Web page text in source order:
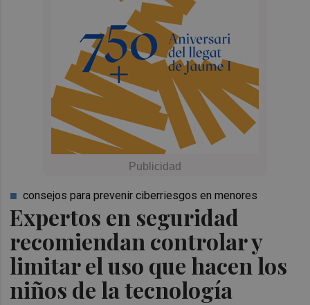
Expertos en seguridad
recomiendan controlar y
limitar el uso que hacen los
niños de la tecnología
consejos para prevenir ciberriesgos en menores